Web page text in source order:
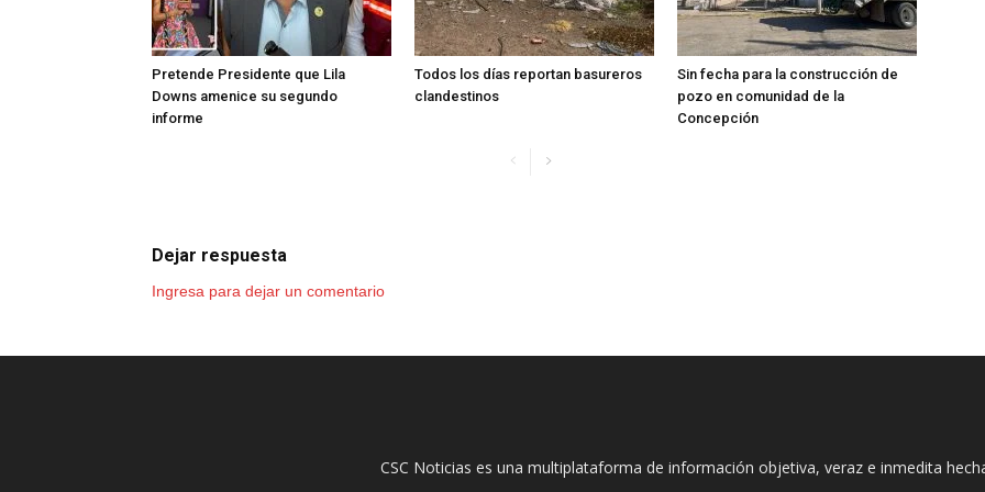
Pretende Presidente que Lila
Downs amenice su segundo
informe
Todos los días reportan basureros
clandestinos
Sin fecha para la construcción de
pozo en comunidad de la
Concepción
Dejar respuesta
Ingresa para dejar un comentario
CSC Noticias es una multiplataforma de información objetiva, veraz e inmedita